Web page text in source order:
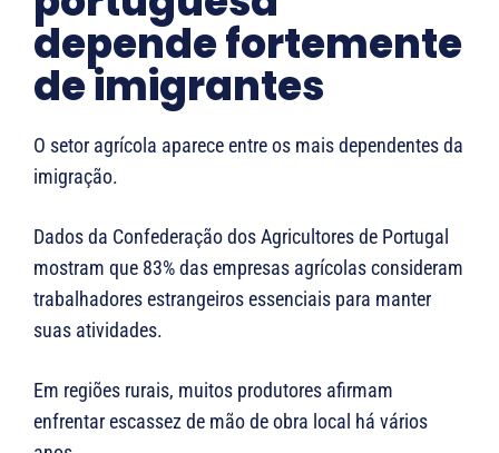
depende fortemente
de imigrantes
O setor agrícola aparece entre os mais dependentes da
imigração.
Dados da Confederação dos Agricultores de Portugal
mostram que 83% das empresas agrícolas consideram
trabalhadores estrangeiros essenciais para manter
suas atividades.
Em regiões rurais, muitos produtores afirmam
enfrentar escassez de mão de obra local há vários